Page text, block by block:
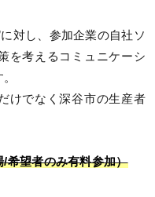
対し、参加企業の自社ソ
を考えるコミュニケーシ
けでなく深谷市の生産者
希望者のみ有料参加）